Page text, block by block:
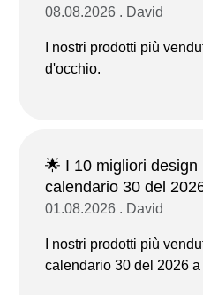
08.08.2026 . David
I nostri prodotti più
d'occhio.
🌟 I 10 migliori
calendario 30 del
01.08.2026 . David
I nostri prodotti più
calendario 30 del 2026